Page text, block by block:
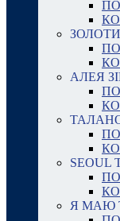
АЛЕЯ
SEOUL
Я МАЮ